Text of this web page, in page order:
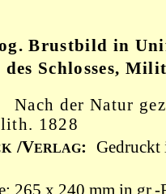
Brustbild in
Schlosses,
Nach der Natur
1828
/VERLAG:
265 x 240 mm in gr.-